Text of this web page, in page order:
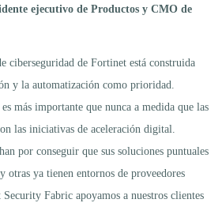
ejecutivo de Productos y CMO de
ciberseguridad de Fortinet está construida
y la automatización como prioridad.
más importante que nunca a medida que las
las iniciativas de aceleración digital.
por conseguir que sus soluciones puntuales
otras ya tienen entornos de proveedores
Fabric apoyamos a nuestros clientes